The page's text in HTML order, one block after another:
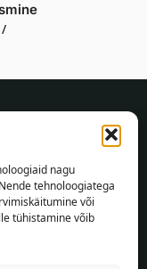
nagu
tehnoloogiatega
või
tühistamine võib